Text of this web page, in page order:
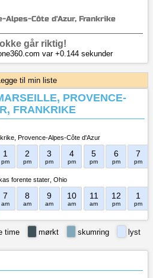
Alpes-Côte d'Azur, Frankrike
går riktig!
var +0.144 sekunder
til min liste
PROVENCE-
FRANKRIKE
Provence-Alpes-Côte d'Azur
1
pm
2
pm
3
pm
4
pm
5
pm
6
pm
7
pm
forente stater Ohio
7
am
8
am
9
am
10
am
11
am
12
pm
1
pm
lyst
skumring
mørkt
time